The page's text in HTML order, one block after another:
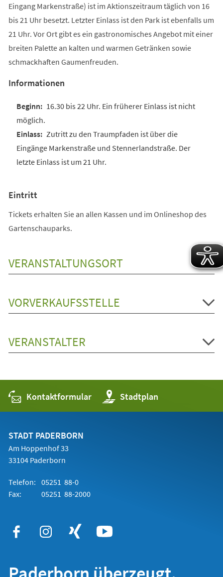
Eingang Markenstraße) ist im Aktionszeitraum täglich von 16
bis 21 Uhr besetzt. Letzter Einlass ist den Park ist ebenfalls um
21 Uhr. Vor Ort gibt es ein gastronomisches Angebot mit einer
breiten Palette an kalten und warmen Getränken sowie
schmackhaften Gaumenfreuden.
Informationen
16.30 bis 22 Uhr. Ein früherer Einlass ist nicht
möglich.
Zutritt zu den Traumpfaden ist über die
Eingänge Markenstraße und Stennerlandstraße. Der
letzte Einlass ist um 21 Uhr.
Eintritt
Tickets erhalten Sie an allen Kassen und im Onlineshop des
Gartenschauparks.
VERANSTALTUNGSORT
VORVERKAUFSSTELLE
VERANSTALTER
Kontaktformular Stadtplan
(Öffnet
in
einem
STADT PADERBORN
Am Hoppenhof 33
33104 Paderborn
Telefon: 05251 88-0
Fax:
05251 88-2000